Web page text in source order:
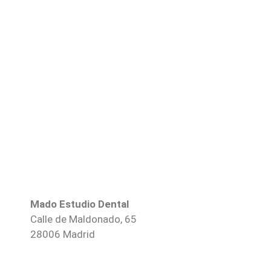
Mado Estudio Dental
Calle de Maldonado, 65
28006 Madrid